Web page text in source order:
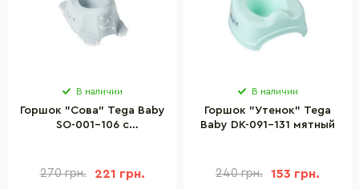
В наличии
Горшок "Сова" Tega Baby
SO-001-106 с
270 грн. 221 грн.
В наличии
Горшок "Утенок" Tega
Baby DK-091-131 мятный
240 грн. 153 грн.